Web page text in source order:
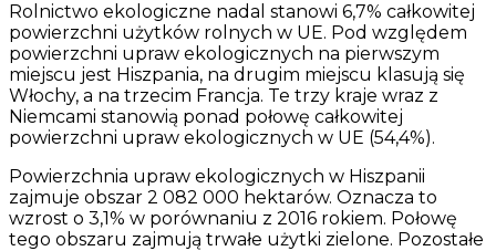
Rolnictwo ekologiczne nadal stanowi 6,7% całkowitej
powierzchni użytków rolnych w UE. Pod względem
powierzchni upraw ekologicznych na pierwszym
miejscu jest Hiszpania, na drugim miejscu klasują się
Włochy, a na trzecim Francja. Te trzy kraje wraz z
Niemcami stanowią ponad połowę całkowitej
powierzchni upraw ekologicznych w UE (54,4%).
Powierzchnia upraw ekologicznych w Hiszpanii
zajmuje obszar 2 082 000 hektarów. Oznacza to
wzrost o 3,1% w porównaniu z 2016 rokiem. Połowę
tego obszaru zajmują trwałe użytki zielone. Pozostałe